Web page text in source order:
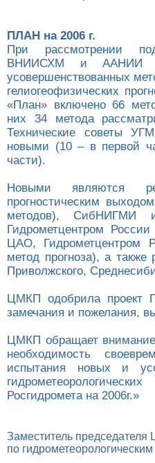
ПЛАН на 2006 г.
При рассмотрении
ВНИИСХМ и ААНИИ
усовершенствованных
гелиогеофизических
«План» включено 66
них 34 метода
Технические советы
новыми (10 – в первой
части).
Новыми являются
прогностическим
методов), СибНИГМИ
Гидрометцентром
ЦАО, Гидрометцентром
метод прогноза), а также
Приволжского,
ЦМКП одобрила проект
замечания и пожелания,
ЦМКП обращает
необходимость
испытания новых и
Росгидромета на 2006г.»
Заместитель председателя
по